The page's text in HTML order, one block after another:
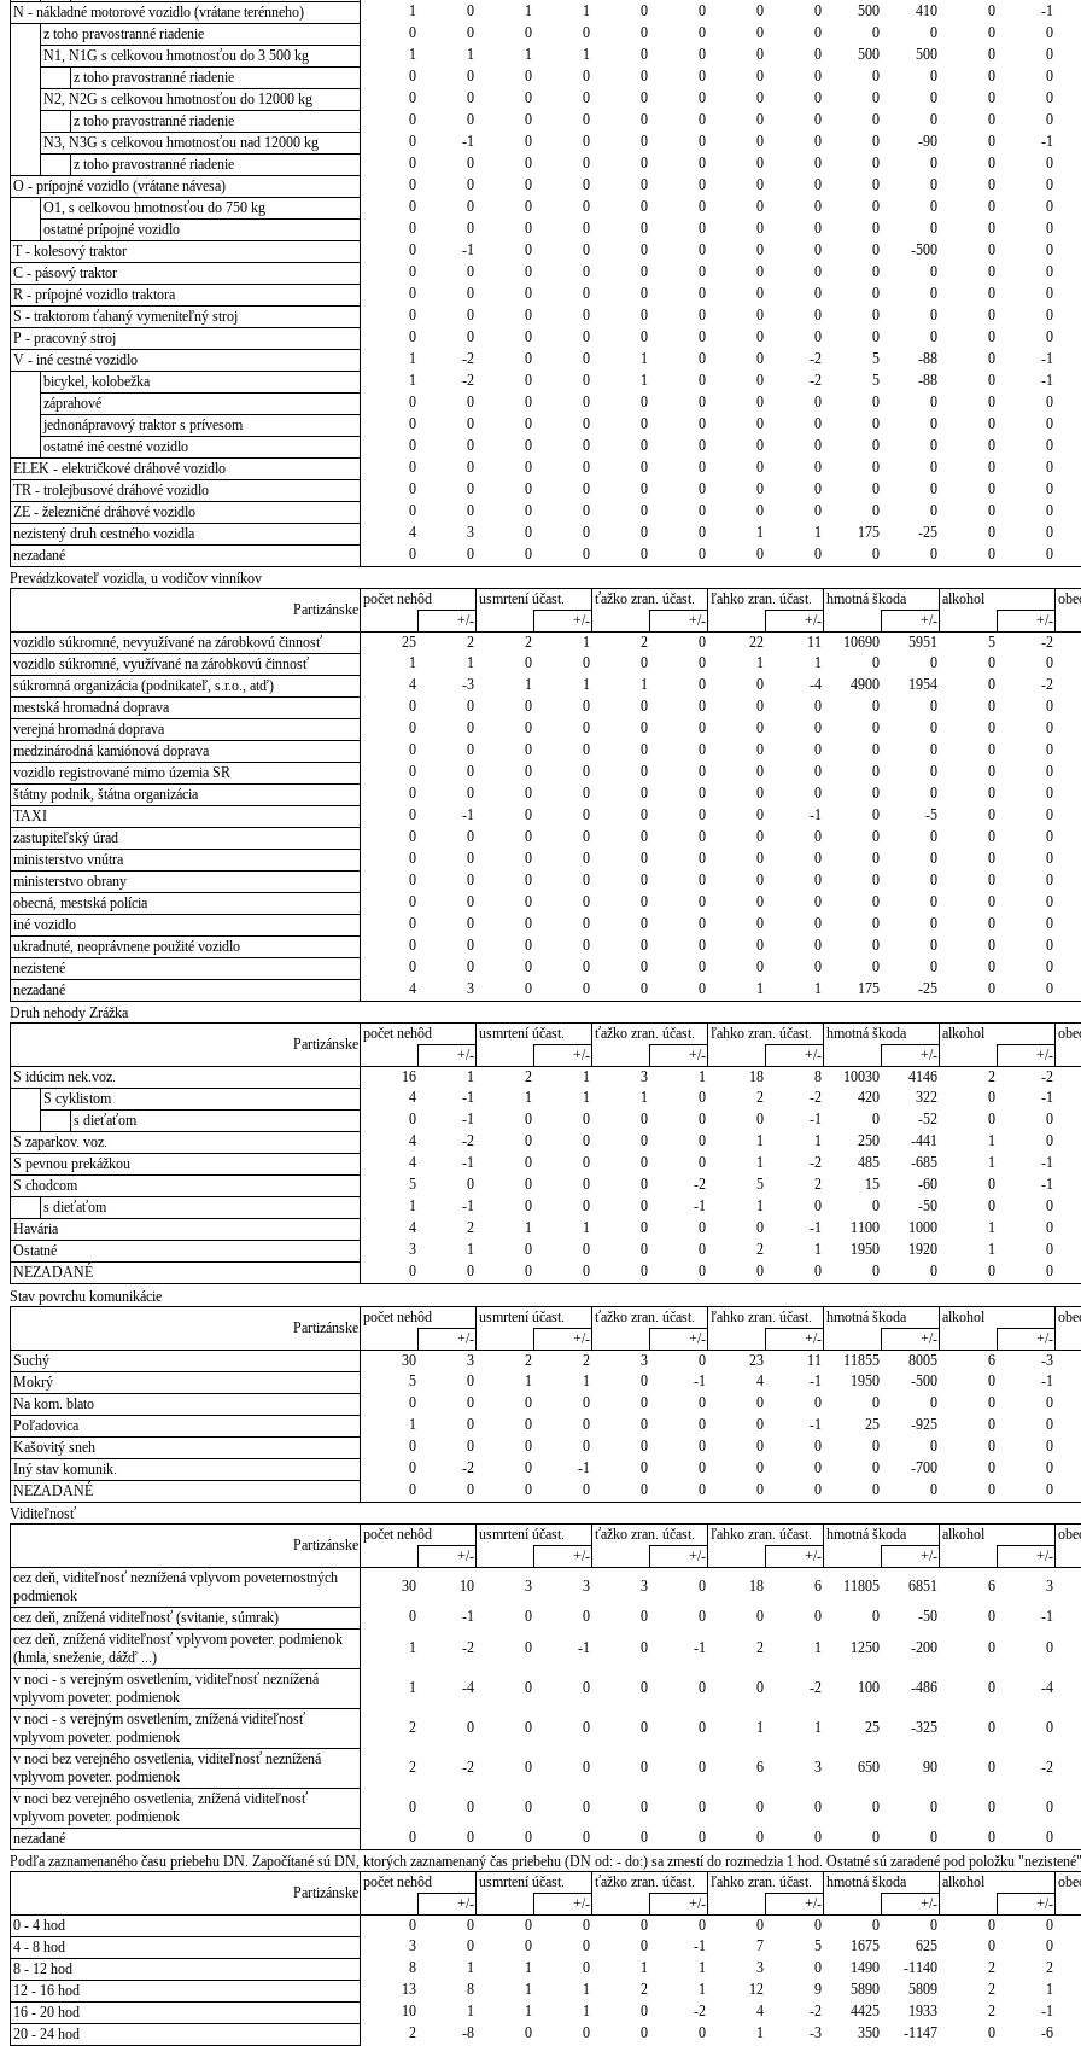
N - nákladné motorové vozidlo (vrátane terénneho)
1 0 1 1 0 0 0 0 500 410 0 -1
z toho pravostranné riadenie
0 0 0 0 0 0 0 0 0 0 0 0
N1, N1G s celkovou hmotnosťou do 3 500 kg
1 1 1 1 0 0 0 0 500 500 0 0
z toho pravostranné riadenie
0 0 0 0 0 0 0 0 0 0 0 0
N2, N2G s celkovou hmotnosťou do 12000 kg
0 0 0 0 0 0 0 0 0 0 0 0
z toho pravostranné riadenie
0 0 0 0 0 0 0 0 0 0 0 0
N3, N3G s celkovou hmotnosťou nad 12000 kg
0 -1 0 0 0 0 0 0 0 -90 0 -1
z toho pravostranné riadenie
0 0 0 0 0 0 0 0 0 0 0 0
O - prípojné vozidlo (vrátane návesa)
0 0 0 0 0 0 0 0 0 0 0 0
O1, s celkovou hmotnosťou do 750 kg
0 0 0 0 0 0 0 0 0 0 0 0
ostatné prípojné vozidlo
0 0 0 0 0 0 0 0 0 0 0 0
T - kolesový traktor
0 -1 0 0 0 0 0 0 0 -500 0 0
C - pásový traktor
0 0 0 0 0 0 0 0 0 0 0 0
R - prípojné vozidlo traktora
0 0 0 0 0 0 0 0 0 0 0 0
S - traktorom ťahaný vymeniteľný stroj
0 0 0 0 0 0 0 0 0 0 0 0
P - pracovný stroj
0 0 0 0 0 0 0 0 0 0 0 0
V - iné cestné vozidlo
1 -2 0 0 1 0 0 -2 5 -88 0 -1
bicykel, kolobežka
1 -2 0 0 1 0 0 -2 5 -88 0 -1
záprahové
0 0 0 0 0 0 0 0 0 0 0 0
jednonápravový traktor s prívesom
0 0 0 0 0 0 0 0 0 0 0 0
ostatné iné cestné vozidlo
0 0 0 0 0 0 0 0 0 0 0 0
ELEK - električkové dráhové vozidlo
0 0 0 0 0 0 0 0 0 0 0 0
TR - trolejbusové dráhové vozidlo
0 0 0 0 0 0 0 0 0 0 0 0
ZE - železničné dráhové vozidlo
0 0 0 0 0 0 0 0 0 0 0 0
nezistený druh cestného vozidla
4 3 0 0 0 0 1 1 175 -25 0 0
nezadané
0 0 0 0 0 0 0 0 0 0 0 0
Prevádzkovateľ vozidla, u vodičov vinníkov
Partizánske
počet nehôd usmrtení účast. ťažko zran. účast. ľahko zran. účast. hmotná škoda alkohol
+/-
+/- +/- +/- +/- +/-
vozidlo súkromné, nevyužívané na zárobkovú činnosť
25 2 2 1 2 0 22 11 10690 5951 5 -2
vozidlo súkromné, využívané na zárobkovú činnosť
1 1 0 0 0 0 1 1 0 0 0 0
súkromná organizácia (podnikateľ, s.r.o., atď)
4 -3 1 1 1 0 0 -4 4900 1954 0 -2
mestská hromadná doprava
0 0 0 0 0 0 0 0 0 0 0 0
verejná hromadná doprava
0 0 0 0 0 0 0 0 0 0 0 0
medzinárodná kamiónová doprava
0 0 0 0 0 0 0 0 0 0 0 0
vozidlo registrované mimo územia SR
0 0 0 0 0 0 0 0 0 0 0 0
štátny podnik, štátna organizácia
0 0 0 0 0 0 0 0 0 0 0 0
TAXI
0 -1 0 0 0 0 0 -1 0 -5 0 0
zastupiteľský úrad
0 0 0 0 0 0 0 0 0 0 0 0
ministerstvo vnútra
0 0 0 0 0 0 0 0 0 0 0 0
ministerstvo obrany
0 0 0 0 0 0 0 0 0 0 0 0
obecná, mestská polícia
0 0 0 0 0 0 0 0 0 0 0 0
iné vozidlo
0 0 0 0 0 0 0 0 0 0 0 0
ukradnuté, neoprávnene použité vozidlo
0 0 0 0 0 0 0 0 0 0 0 0
nezistené
0 0 0 0 0 0 0 0 0 0 0 0
nezadané
4 3 0 0 0 0 1 1 175 -25 0 0
Druh nehody Zrážka
Partizánske
počet nehôd usmrtení účast. ťažko zran. účast. ľahko zran. účast. hmotná škoda alkohol
+/-
+/- +/- +/- +/- +/-
S idúcim nek.voz.
16 1 2 1 3 1 18 8 10030 4146 2 -2
S cyklistom
4 -1 1 1 1 0 2 -2 420 322 0 -1
s dieťaťom
0 -1 0 0 0 0 0 -1 0 -52 0 0
S zaparkov. voz.
4 -2 0 0 0 0 1 1 250 -441 1 0
S pevnou prekážkou
4 -1 0 0 0 0 1 -2 485 -685 1 -1
S chodcom
5 0 0 0 0 -2 5 2 15 -60 0 -1
s dieťaťom
1 -1 0 0 0 -1 1 0 0 -50 0 0
Havária
4 2 1 1 0 0 0 -1 1100 1000 1 0
Ostatné
3 1 0 0 0 0 2 1 1950 1920 1 0
NEZADANÉ
0 0 0 0 0 0 0 0 0 0 0 0
Stav povrchu komunikácie
Partizánske
počet nehôd usmrtení účast. ťažko zran. účast. ľahko zran. účast. hmotná škoda alkohol
+/-
+/- +/- +/- +/- +/-
Suchý
30 3 2 2 3 0 23 11 11855 8005 6 -3
Mokrý
5 0 1 1 0 -1 4 -1 1950 -500 0 -1
Na kom. blato
0 0 0 0 0 0 0 0 0 0 0 0
Poľadovica
1 0 0 0 0 0 0 -1 25 -925 0 0
Kašovitý sneh
0 0 0 0 0 0 0 0 0 0 0 0
Iný stav komunik.
0 -2 0 -1 0 0 0 0 0 -700 0 0
NEZADANÉ
0 0 0 0 0 0 0 0 0 0 0 0
Viditeľnosť
Partizánske
počet nehôd usmrtení účast. ťažko zran. účast. ľahko zran. účast. hmotná škoda alkohol
+/-
+/- +/- +/- +/- +/-
cez deň, viditeľnosť neznížená vplyvom poveternostných
podmienok
30 10 3 3 3 0 18 6 11805 6851 6 3
cez deň, znížená viditeľnosť (svitanie, súmrak)
0 -1 0 0 0 0 0 0 0 -50 0 -1
cez deň, znížená viditeľnosť vplyvom poveter. podmienok
(hmla, sneženie, dážď ...)
1 -2 0 -1 0 -1 2 1 1250 -200 0 0
v noci - s verejným osvetlením, viditeľnosť neznížená
vplyvom poveter. podmienok
1 -4 0 0 0 0 0 -2 100 -486 0 -4
v noci - s verejným osvetlením, znížená viditeľnosť
vplyvom poveter. podmienok
2 0 0 0 0 0 1 1 25 -325 0 0
v noci bez verejného osvetlenia, viditeľnosť neznížená
vplyvom poveter. podmienok
2 -2 0 0 0 0 6 3 650 90 0 -2
v noci bez verejného osvetlenia, znížená viditeľnosť
vplyvom poveter. podmienok
0 0 0 0 0 0 0 0 0 0 0 0
nezadané
0 0 0 0 0 0 0 0 0 0 0 0
Podľa zaznamenaného času priebehu DN. Započítané sú DN, ktorých zaznamenaný čas priebehu (DN od: - do:) sa zmestí do rozmedzia 1 hod. Ostatné sú zaradené pod položku "nezistené"
Partizánske
počet nehôd usmrtení účast. ťažko zran. účast. ľahko zran. účast. hmotná škoda alkohol
+/-
+/- +/- +/- +/- +/-
0 - 4 hod
0 0 0 0 0 0 0 0 0 0 0 0
4 - 8 hod
3 0 0 0 0 -1 7 5 1675 625 0 0
8 - 12 hod
8 1 1 0 1 1 3 0 1490 -1140 2 2
12 - 16 hod
13 8 1 1 2 1 12 9 5890 5809 2 1
16 - 20 hod
10 1 1 1 0 -2 4 -2 4425 1933 2 -1
20 - 24 hod
2 -8 0 0 0 0 1 -3 350 -1147 0 -6